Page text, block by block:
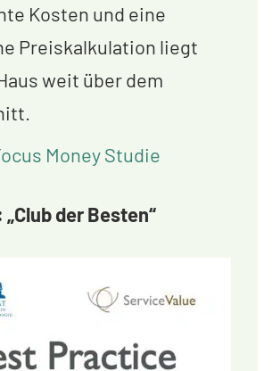
Kosten und eine
Preiskalkulation liegt
weit über dem
Money Studie
„Club der Besten“